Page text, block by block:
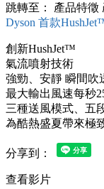
跳轉至： 產品特徵
Dyson 首款
創新HushJet™
氣流噴射技術
強勁、安靜 瞬間吹
最大輸出風速每秒
三種送風模式、五
為酷熱盛夏帶來極
分享到：
查看影片